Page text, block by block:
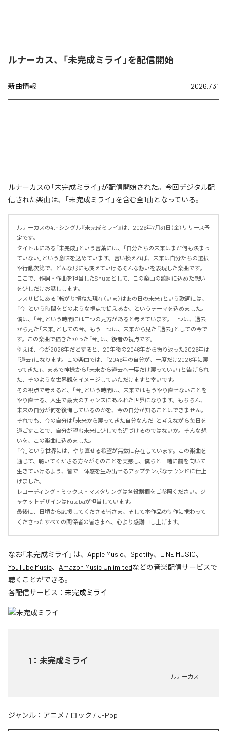
ルナーカス、「未完成ミライ」を配信開始
新曲情報 2026.7.31
ルナーカスの「未完成ミライ」が配信開始された。今回デジタル配
信された楽曲は、「未完成ミライ」を含む全1曲となっている。
ルナーカスの4thシングル『未完成ミライ』は、2026年7月31日（金）リリース予
定です。
タイトルにある「未完成」という言葉には、「自分たちの未来はまだ何も決まっ
ていない」という意味を込めています。言い換えれば、未来は自分たちの選択
や行動次第で、どんな形にも変えていける――そんな想いを表現した楽曲です。
ここで、作詞・作曲を担当したShusaとして、この楽曲の歌詞に込めた想い
を少しだけお話しします。
ラスサビにある「転がり損ねた現在（いま）はあの日の未来」という歌詞には、
「今」という時間をどのような視点で捉えるか、というテーマを込めました。
僕は、「今」という時間には二つの見方があると考えています。一つは、過去
から見た「未来」としての今。もう一つは、未来から見た「過去」としての今で
す。この楽曲で描きたかった「今」は、後者の視点です。
例えば、今が2026年だとすると、20年後の2046年から振り返った2026年は
「過去」になります。この楽曲では、「2046年の自分が、一度だけ2026年に戻
ってきた」、まるで神様から「未来から過去へ一度だけ戻っていい」と告げられ
た、そのような世界観をイメージしていただけますと幸いです。
その視点で考えると、「今」という時間は、未来ではもうやり直せないことを
やり直せる、人生で最大のチャンスにあふれた世界になります。もちろん、
未来の自分が何を後悔しているのかを、今の自分が知ることはできません。
それでも、今の自分は「未来から戻ってきた自分なんだ」と考えながら毎日を
過ごすことで、自分が望む未来に少しでも近づけるのではないか。そんな想
いを、この楽曲に込めました。
「今」という世界には、やり直せる希望が無数に存在しています。この楽曲を
通じて、聴いてくださる方々がそのことを実感し、僕らと一緒に前を向いて
生きていけるよう、皆で一体感を生み出せるアップテンポなサウンドに仕上
げました。
レコーディング・ミックス・マスタリングは各役割欄をご参照ください。ジ
ャケットデザインはFutabaが担当しています。
最後に、日頃から応援してくださる皆さま、そして本作品の制作に携わって
くださったすべての関係者の皆さまへ、心より感謝申し上げます。
なお「未完成ミライ 」は、 Apple Music、 Spotify、 LINE MUSIC、
YouTube Music、 Amazon Music Unlimitedなどの音楽配信サービスで
聴くことができる。
各配信サービス： 未完成ミライ
1 ： 未完成ミライ
ルナーカス
ジャンル： アニメ / ロック / J-Pop